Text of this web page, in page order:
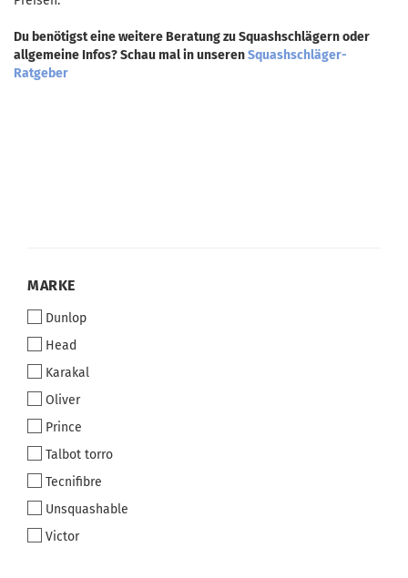
Du benötigst eine weitere Beratung zu Squashschlägern oder
allgemeine Infos? Schau mal in unserenSquashschläger-
Ratgeber
MARKE
MARKE
Dunlop
Head
Karakal
Oliver
Prince
Talbot torro
Tecnifibre
Unsquashable
Victor